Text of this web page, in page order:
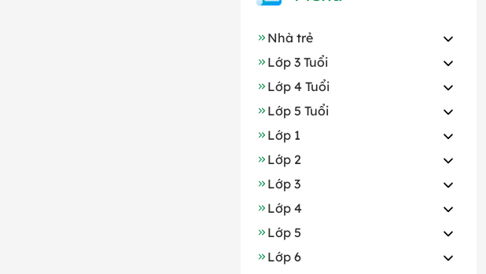
Nhà trẻ
Lớp 3 Tuổi
Lớp 4 Tuổi
Lớp 5 Tuổi
Lớp 1
Lớp 2
Lớp 3
Lớp 4
Lớp 5
Lớp 6